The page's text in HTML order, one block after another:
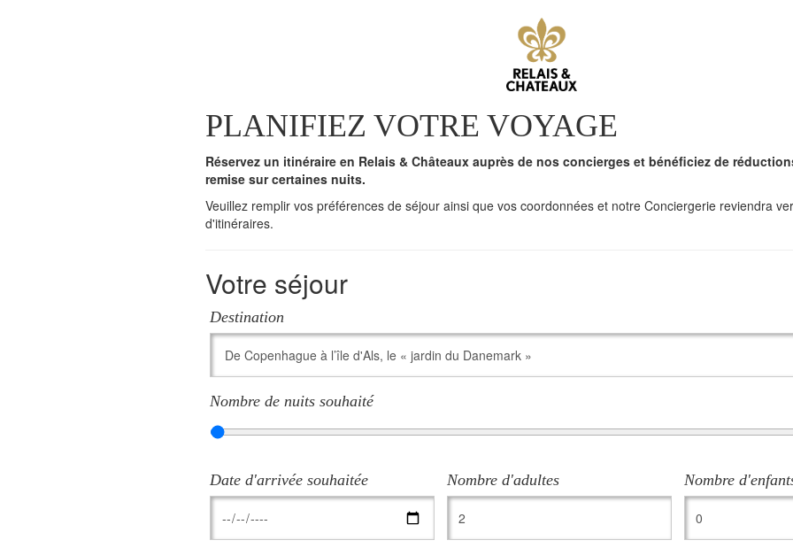
PLANIFIEZ VOTRE VOYAGE
Réservez un itinéraire en Relais & Châteaux auprès de nos concierges et bénéficiez de
remise sur certaines nuits.
Veuillez remplir vos préférences de séjour ainsi que vos coordonnées et notre Conciergerie reviendra
d'itinéraires.
Votre séjour
Destination
Nombre de nuits souhaité
Date d'arrivée souhaitée Nombre d'adultes Nombre